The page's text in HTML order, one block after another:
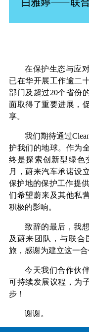
在保护生态与应
已在华开展工作逾二
部门及超过20个省份
面取得了重要进展，
享。
我们期待通过
护我们的地球。作为
终是探索创新型绿色
月，蔚来汽车承诺设
保护地的保护工作提
们希望蔚来及其他私
积极的影响。
致辞的最后，我
及蔚来团队，与联合
旅，感谢为建立这一
今天我们合作伙
可持续发展议程，为
步！
谢谢。